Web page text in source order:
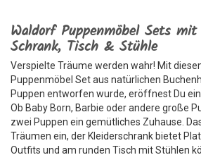
Waldorf Puppenmöbel Sets
Schrank, Tisch & Stühle
Verspielte Träume werden wahr! Mit
Puppenmöbel Set aus natürlichen
Puppen entworfen wurde, eröffnest Du
Ob Baby Born, Barbie oder andere große
zwei Puppen ein gemütliches Zuhause.
Träumen ein, der Kleiderschrank bietet
Outfits und am runden Tisch mit Stühlen